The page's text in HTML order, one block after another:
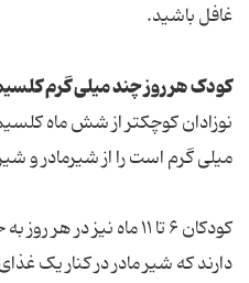
غافل باشید.
کودک هر روز چند میلی گرم کلسیم
میلی گرم است را از شیرمادر و
دارند که شیر مادر در کنار یک